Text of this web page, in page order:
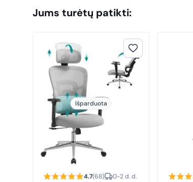
Jums turėtų patikti:
Išparduota
4.7(68) 0-2 d. d.